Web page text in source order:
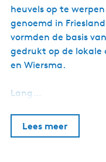
heuvels op te
genoemd in
vormden de basis
gedrukt op de lokale
en Wiersma.
Lang…
Lees meer